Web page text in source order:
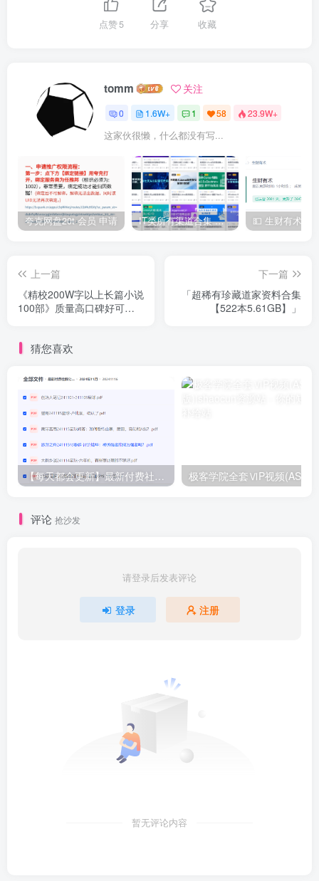
点赞5 分享 收藏
tomm 关注
0 1.6W+ 1 58 23.9W+
这家伙很懒，什么都没有写...
夸克网盘20t 会员 申请 IT类所有渠道合集 持续日更，目前近四千多条资源 年费用户微信私信获取权限
上一篇
《精校200W字以上长篇小说
100部》质量高口碑好可以
下一篇
「超稀有珍藏道家资料合集
【522本5.61GB】」
猜您喜欢
【每天都会更新】最新付费社群公众号文章 极客学院全套ⅥP视频(AS版)
评论 抢沙发
请登录后发表评论
登录 注册
暂无评论内容